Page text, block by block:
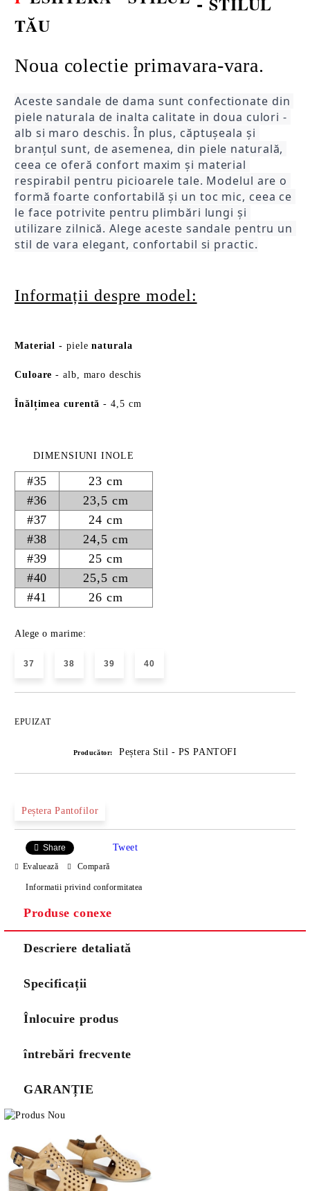
TĂU
Noua colectie primavara-vara.
Aceste sandale de dama sunt confectionate din
piele naturala de inalta calitate in doua culori -
alb si maro deschis. În plus, căptușeala și
branțul sunt, de asemenea, din piele naturală,
ceea ce oferă confort maxim și material
respirabil pentru picioarele tale. Modelul are o
formă foarte confortabilă și un toc mic, ceea ce
le face potrivite pentru plimbări lungi și
utilizare zilnică. Alege aceste sandale pentru un
stil de vara elegant, confortabil si practic.
Informații despre model:
Material - pielenaturala
Culoare - alb, maro deschis
Înălțimea curentă - 4,5 cm
DIMENSIUNI INOLE
#35
23 cm
#36
23,5 cm
#37
24 cm
#38
24,5 cm
#39
25 cm
#40
25,5 cm
#41
26 cm
Alege o marime:
37 38 39 40
EPUIZAT
Producător: Peștera Stil - PS PANTOFI
Peștera Pantofilor
Share Tweet
Evaluează Compară
Informatii privind conformitatea
Produse conexe
Descriere detaliată
Specificații
Înlocuire produs
întrebări frecvente
GARANȚIE